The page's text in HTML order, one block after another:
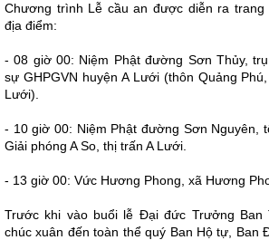
Chương trình Lễ cầu an được diễn ra trang
địa điểm:
- 08 giờ 00: Niệm Phật đường Sơn Thủy,
sự GHPGVN huyện A Lưới (thôn Quảng
Lưới).
- 10 giờ 00: Niệm Phật đường Sơn Nguyên,
Giải phóng A So, thị trấn A Lưới.
- 13 giờ 00: Vức Hương Phong, xã Hương
Trước khi vào buổi lễ Đại đức Trưởng
chúc xuân đến toàn thể quý Ban Hộ tự, Ban